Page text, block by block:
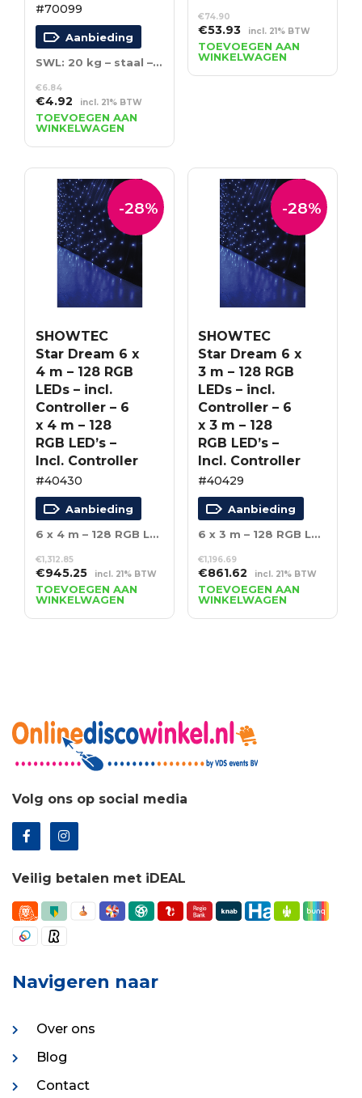
#70099
Aanbieding
SWL: 20 kg – staal – zwart
€6.84
Oorspronkelijke
prijs
was:
€6.84.
€4.92Huidige
prijs
is:
€4.92.
incl. 21% BTW
TOEVOEGEN AAN
WINKELWAGEN
€74.90
Oorspronkelijke
prijs
was:
€74.90.
€53.93Huidige
prijs
is:
€53.93.
incl. 21% BTW
TOEVOEGEN AAN
WINKELWAGEN
-28%
SHOWTEC
Star Dream 6 x
4 m – 128 RGB
LEDs – incl.
Controller – 6
x 4 m – 128
RGB LED’s –
Incl. Controller
#40430
Aanbieding
6 x 4 m – 128 RGB LED’s – Incl. Controller
€1,312.85
Oorspronkelijke
prijs
was:
€1,312.85.
€945.25Huidige
prijs
is:
€945.25.
incl. 21% BTW
TOEVOEGEN AAN
WINKELWAGEN
-28%
SHOWTEC
Star Dream 6 x
3 m – 128 RGB
LEDs – incl.
Controller – 6
x 3 m – 128
RGB LED’s –
Incl. Controller
#40429
Aanbieding
6 x 3 m – 128 RGB LED’s – Incl. Controller
€1,196.69
Oorspronkelijke
prijs
was:
€1,196.69.
€861.62 Huidige
prijs
is:
€861.62.
incl. 21% BTW
TOEVOEGEN AAN
WINKELWAGEN
Volg ons op social media
Veilig betalen met iDEAL
Navigeren naar
Over ons
Blog
Contact